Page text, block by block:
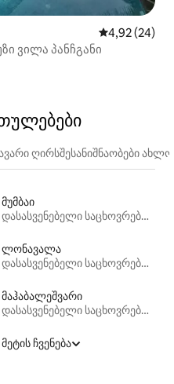
საშუალო
4,92 (24)
ვილა პანჩგანი
ღირსშესანიშნაობები
მუმბაი
დასასვენებელი საცხოვრებლები
ლონავალა
დასასვენებელი საცხოვრებლები
მაჰაბალეშვარი
დასასვენებელი საცხოვრებლები
მეტის ჩვენება